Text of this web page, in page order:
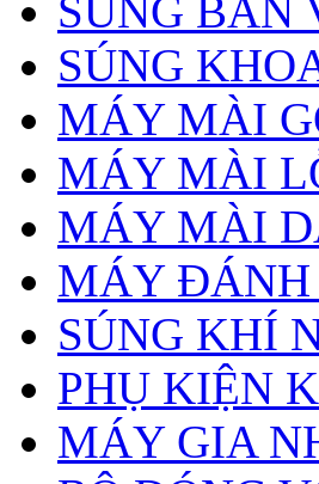
SÚNG BẮN
SÚNG
MÁY MÀI
MÁY MÀI
MÁY MÀI
MÁY ĐÁNH
SÚNG KHÍ
PHỤ KIỆN
MÁY GIA